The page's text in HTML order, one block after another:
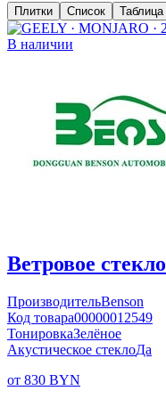
Плитки Список Таблица
В наличии
Ветровое стекло
ПроизводительBenson
Код товара00000012549
ТонировкаЗелёное
Акустическое стеклоДа
от 830 BYN